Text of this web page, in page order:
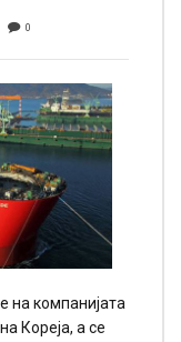
0
на компанијата
Кореја, а се